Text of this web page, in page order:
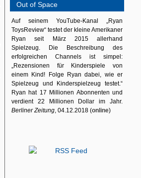
Out of Space
Auf seinem YouTube-Kanal „Ryan
ToysReview“ testet der kleine Amerikaner
Ryan seit März 2015 allerhand
Spielzeug. Die Beschreibung des
erfolgreichen Channels ist simpel:
„Rezensionen für Kinderspiele von
einem Kind! Folge Ryan dabei, wie er
Spielzeug und Kinderspielzeug testet.“
Ryan hat 17 Millionen Abonnenten und
verdient 22 Millionen Dollar im Jahr.
Berliner Zeitung, 04.12.2018 (online)